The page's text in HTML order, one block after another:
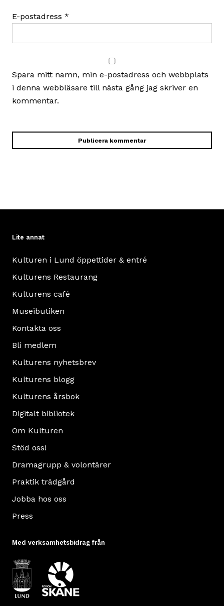
E-postadress *
Spara mitt namn, min e-postadress och webbplats
i denna webbläsare till nästa gång jag skriver en
kommentar.
Lite annat
Kulturen i Lund öppettider & entré
Kulturens Restaurang
Kulturens café
Museibutiken
Kontakta oss
Bli medlem
Kulturens nyhetsbrev
Kulturens blogg
Kulturens årsbok
Digitalt bibliotek
Om Kulturen
Stöd oss!
Dramagrupp & volontärer
Praktik trädgård
Jobba hos oss
Press
Med verksamhetsbidrag från